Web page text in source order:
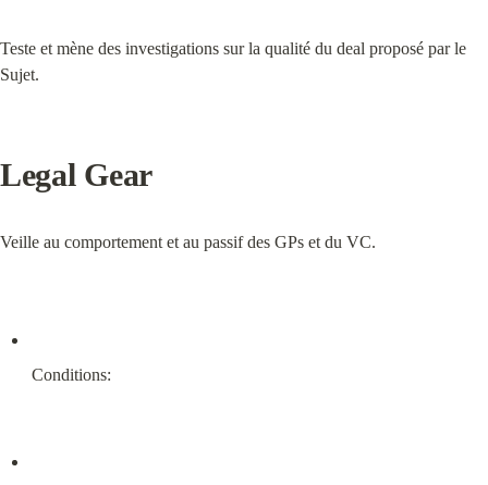
Teste et mène des investigations sur la qualité du deal proposé par le
Sujet.
Legal Gear
Veille au comportement et au passif des GPs et du VC.
Conditions: